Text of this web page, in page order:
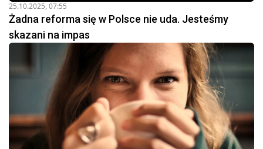
25.10.2025, 07:55
Żadna reforma się w Polsce nie uda. Jesteśmy
skazani na impas